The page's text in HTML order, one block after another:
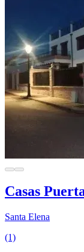
Casas
Santa Elena
(1)